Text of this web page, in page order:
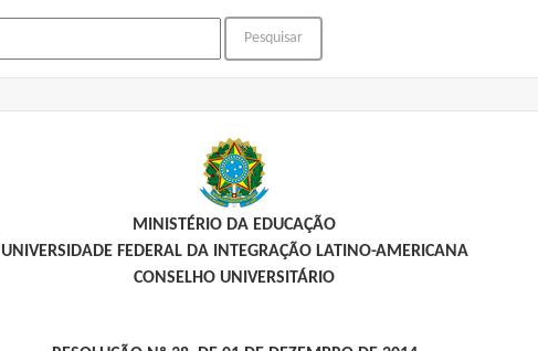
MINISTÉRIO DA EDUCAÇÃO
UNIVERSIDADE FEDERAL DA INTEGRAÇÃO LATINO-AMERICANA
CONSELHO UNIVERSITÁRIO